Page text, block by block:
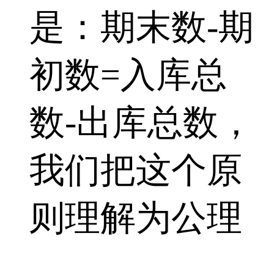
是：期末数-期
初数=入库总
数-出库总数，
我们把这个原
则理解为公理